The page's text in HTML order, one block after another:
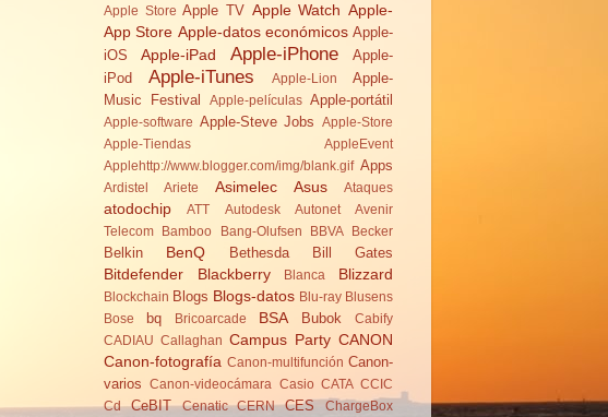
Apple Store Apple TV Apple Watch Apple-
App Store Apple-datos económicos Apple-
iOS
Apple-iPad Apple-iPhone
Apple-
iPod
Apple-iTunes Apple-Lion
Apple-
Music Festival
Apple-películas Apple-portátil
Apple-software Apple-Steve Jobs
Apple-Store
Apple-Tiendas
AppleEvent
Applehttp://www.blogger.com/img/blank.gif Apps
Ardistel Ariete Asimelec Asus Ataques
atodochip ATT Autodesk Autonet
Avenir
Telecom
Bamboo Bang-Olufsen BBVA Becker
Belkin BenQ Bethesda Bill Gates
Bitdefender Blackberry Blanca Blizzard
Blockchain Blogs Blogs-datos Blu-ray Blusens
Bose
bq Brico­arcade BSA Bubok
Cabify
CADIAU Callaghan Campus Party CANON
Canon-fotografía Canon-multifunción Canon-
varios
Canon-videocámara Casio CATA CCIC
Cd
CeBIT Cenatic CERN CES
ChargeBox